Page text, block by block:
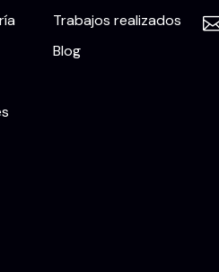
Trabajos realizados
Blog